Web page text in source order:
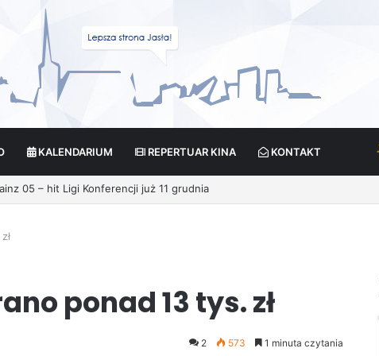
KALENDARIUM REPERTUAR KINA KONTAKT
ponad 13 tys. zł
2 573 1 minuta czytania